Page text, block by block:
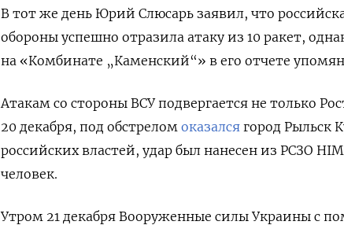
В тот же день Юрий Слюсарь заявил, что
обороны успешно отразила атаку из 10 ракет,
на «Комбинате „Каменский“» в его отчете
Атакам со стороны ВСУ подвергается не только
20 декабря, под обстрелом оказался город Рыльск
российских властей, удар был нанесен из РСЗО
человек.
Утром 21 декабря Вооруженные силы Украины с